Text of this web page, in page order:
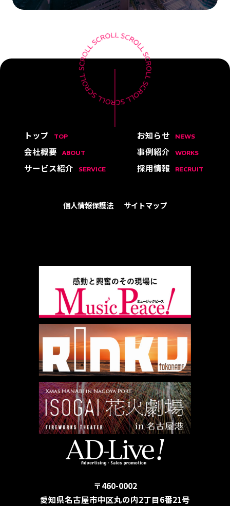
トップ TOP お知らせ NEWS
会社概要 ABOUT 事例紹介 WORKS
サービス紹介 SERVICE 採用情報 RECRUIT
個人情報保護法 サイトマップ
〒460-0002
愛知県名古屋市中区丸の内2丁目6番21号